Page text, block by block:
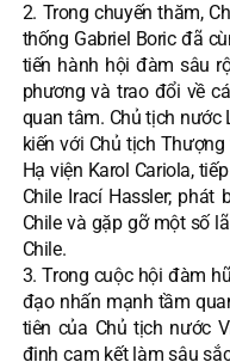
2. Trong chuyến thăm,
thống Gabriel Boric đã
tiến hành hội đàm sâu
phương và trao đổi về
quan tâm. Chủ tịch nước
kiến với Chủ tịch
Hạ viện Karol Cariola,
Chile Irací Hassler;
Chile và gặp gỡ một số
Chile.
3. Trong cuộc hội đàm
đạo nhấn mạnh tầm
tiên của Chủ tịch nước
định cam kết làm sâu